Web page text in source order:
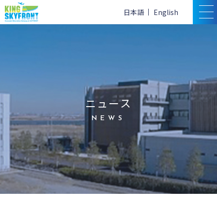
日本語 English
ニュース
NEWS